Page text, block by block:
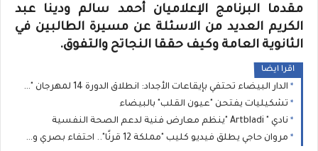
مقدما البرنامج الإعلاميان أحمد سالم ودينا عبد
الكريم العديد من الاسئلة عن مسيرة الطالبين في
الثانوية العامة وكيف حققا النجاتح والتفوق.
اقرا ايضا
الدار البيضاء تحتفي بإيقاعات الأجداد: انطلاق الدورة 14 لمهرجان "نجوم كناوة" بحضور جماهيري غفير
تشكيليات يفتحن "عيون القلب" بالبيضاء
نادي " Artbladi "ينظم معارض فنية لدعم الصحة النفسية
مروان حاجي يطلق فيديو كليب "مملكة 12 قرنًا".. احتفاء بصري وموسيقى بتراث المغرب العريق